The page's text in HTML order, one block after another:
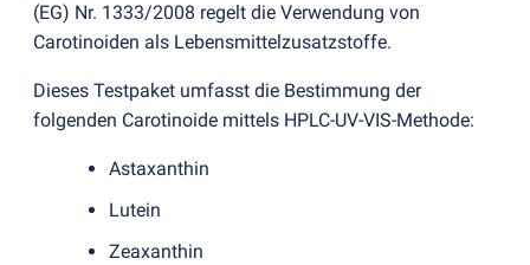
(EG) Nr. 1333/2008 regelt die Verwendung von
Carotinoiden als Lebensmittelzusatzstoffe.
Dieses Testpaket umfasst die Bestimmung der
folgenden Carotinoide mittels HPLC-UV-VIS-Methode:
Astaxanthin
Lutein
Zeaxanthin